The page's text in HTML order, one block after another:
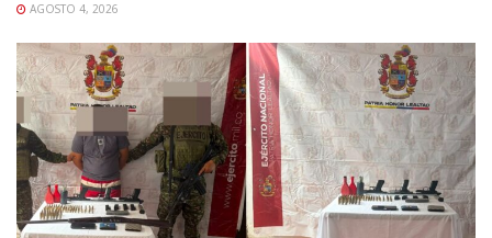
AGOSTO 4, 2026